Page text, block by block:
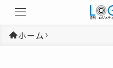
ホーム